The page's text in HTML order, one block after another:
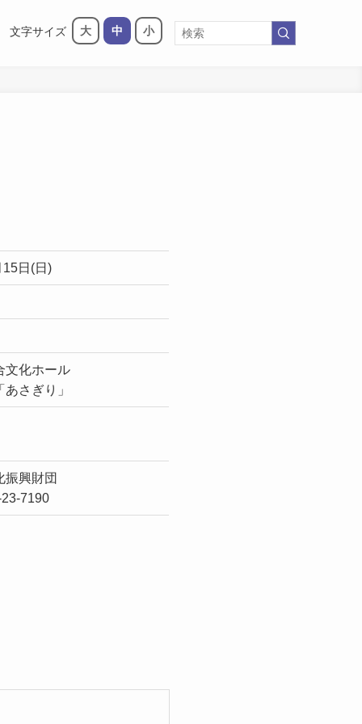
文字サイズ 大 中 小
日(日)
文化ホール
さぎり」
振興財団
7190